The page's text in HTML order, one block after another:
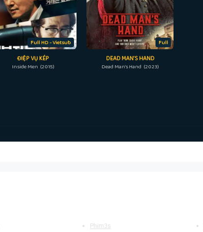
Full HD - Vietsub
ĐIỆP VỤ KÉP
Inside Men (2015)
Full
DEAD MAN’S HAND
Dead Man's Hand (2023)